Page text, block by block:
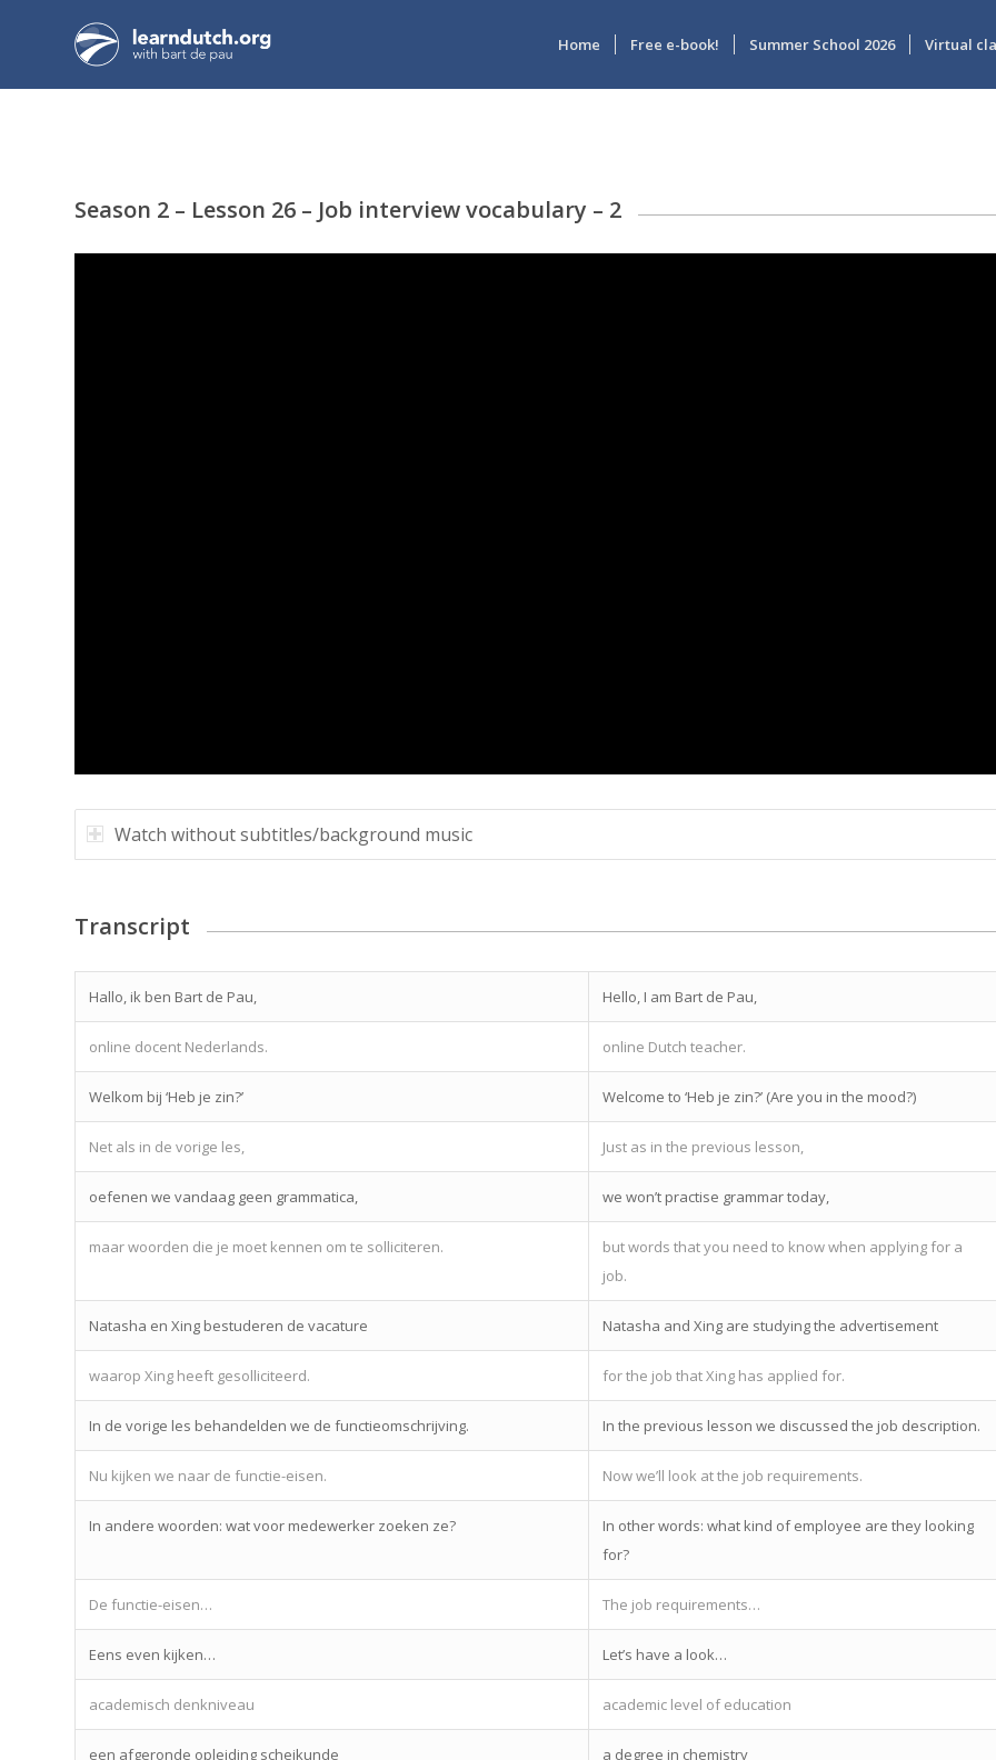
Home Free e-book! Summer School 2026 Virtual
Season 2 – Lesson 26 – Job interview vocabulary – 2
Watch without subtitles/background music
Transcript
Hallo, ik ben Bart de Pau, Hello, I am Bart de Pau,
online docent Nederlands. online Dutch teacher.
Welkom bij ‘Heb je zin?’ Welcome to ‘Heb je zin?’ (Are you in the mood?)
Net als in de vorige les, Just as in the previous lesson,
oefenen we vandaag geen grammatica, we won’t practise grammar today,
maar woorden die je moet kennen om te solliciteren.
but words that you need to know when applying for a
job.
Natasha en Xing bestuderen de vacature Natasha and Xing are studying the advertisement
waarop Xing heeft gesolliciteerd. for the job that Xing has applied for.
In de vorige les behandelden we de functieomschrijving. In the previous lesson we discussed the job description.
Nu kijken we naar de functie-eisen. Now we’ll look at the job requirements.
In andere woorden: wat voor medewerker zoeken ze?
In other words: what kind of employee are they looking
for?
De functie-eisen… The job requirements…
Eens even kijken… Let’s have a look…
academisch denkniveau academic level of education
een afgeronde opleiding scheikunde a degree in chemistry